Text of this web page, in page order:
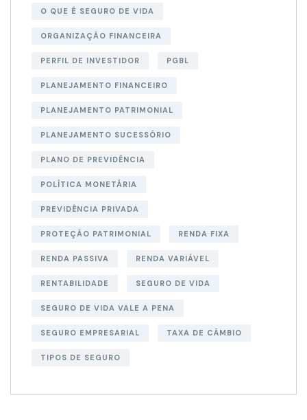
O QUE É SEGURO DE VIDA
ORGANIZAÇÃO FINANCEIRA
PERFIL DE INVESTIDOR PGBL
PLANEJAMENTO FINANCEIRO
PLANEJAMENTO PATRIMONIAL
PLANEJAMENTO SUCESSÓRIO
PLANO DE PREVIDÊNCIA
POLÍTICA MONETÁRIA
PREVIDÊNCIA PRIVADA
PROTEÇÃO PATRIMONIAL RENDA FIXA
RENDA PASSIVA RENDA VARIÁVEL
RENTABILIDADE SEGURO DE VIDA
SEGURO DE VIDA VALE A PENA
SEGURO EMPRESARIAL TAXA DE CÂMBIO
TIPOS DE SEGURO